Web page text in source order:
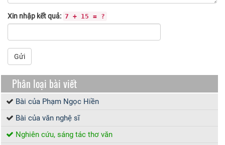
Xin nhập kết quả: 7 + 15 = ?
Gửi
Phân loại bài viết
Bài của Phạm Ngọc Hiền
Bài của văn nghệ sĩ
Nghiên cứu, sáng tác thơ văn